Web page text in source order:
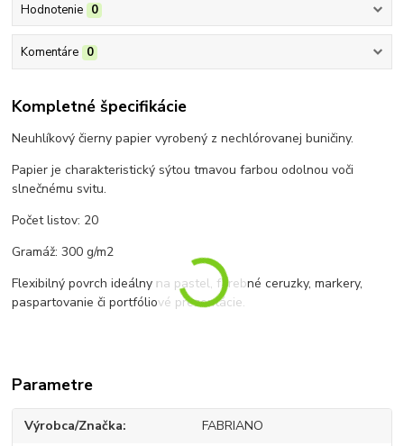
Hodnotenie 0
Komentáre 0
Kompletné špecifikácie
Neuhlíkový čierny papier vyrobený z nechlórovanej buničiny.
Papier je charakteristický sýtou tmavou farbou odolnou voči
slnečnému svitu.
Počet listov: 20
Gramáž: 300 g/m2
Flexibilný povrch ideálny na pastel, farebné ceruzky, markery,
paspartovanie či portfóliové prezentácie.
Parametre
Výrobca/Značka FABRIANO